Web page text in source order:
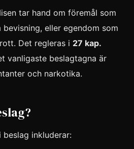
tar hand om föremål som
eller egendom som
Det regleras i 27 kap.
vanligaste beslagtagna är
och narkotika.
beslag inkluderar: